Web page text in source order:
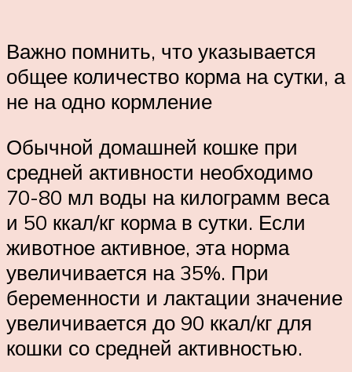
Важно помнить, что указывается
общее количество корма на сутки, а
не на одно кормление
Обычной домашней кошке при
средней активности необходимо
70-80 мл воды на килограмм веса
и 50 ккал/кг корма в сутки. Если
животное активное, эта норма
увеличивается на 35%. При
беременности и лактации значение
увеличивается до 90 ккал/кг для
кошки со средней активностью.